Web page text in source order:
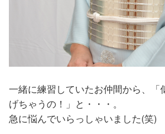
一緒に練習していたお仲間から、「
げちゃうの！」と・・・。
急に悩んでいらっしゃいました(笑)